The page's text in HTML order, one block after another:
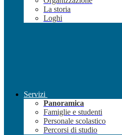
La storia
Loghi
Servizi
Panoramica
Famiglie e studenti
Personale scolastico
Percorsi di studio